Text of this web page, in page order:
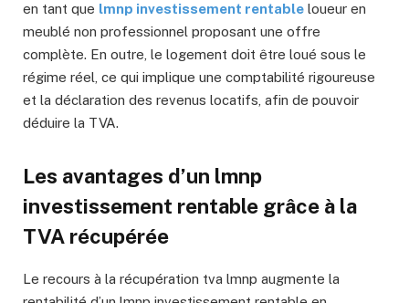
en tant que lmnp investissement rentable loueur en
meublé non professionnel proposant une offre
complète. En outre, le logement doit être loué sous le
régime réel, ce qui implique une comptabilité rigoureuse
et la déclaration des revenus locatifs, afin de pouvoir
déduire la TVA.
Les avantages d’un lmnp
investissement rentable grâce à la
TVA récupérée
Le recours à la récupération tva lmnp augmente la